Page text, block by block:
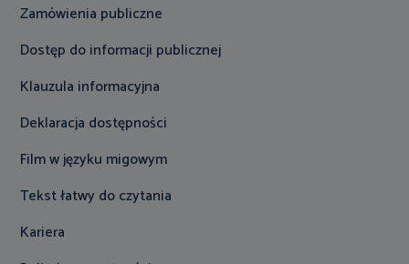
Zamówienia publiczne
Dostęp do informacji publicznej
Klauzula informacyjna
Deklaracja dostępności
Film w języku migowym
Tekst łatwy do czytania
Kariera